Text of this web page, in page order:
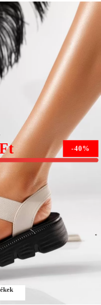
Ökológiai Bőrből
-40%
nem érhető el